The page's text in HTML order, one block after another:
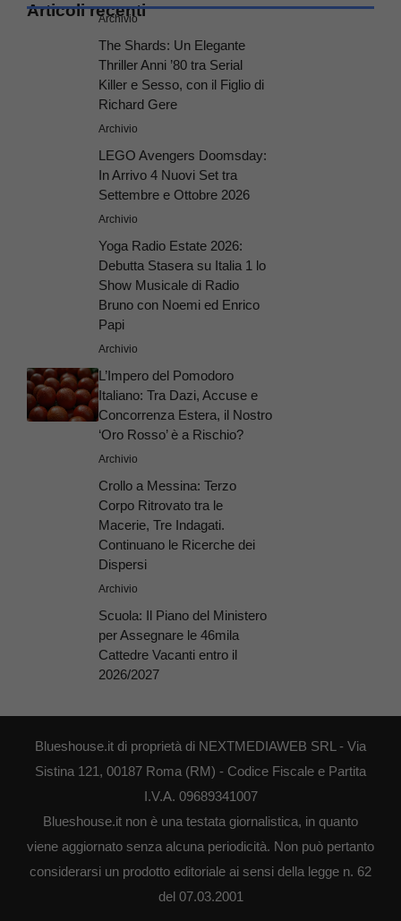
Articoli recenti
Archivio
The Shards: Un Elegante
Thriller Anni ’80 tra Serial
Killer e Sesso, con il Figlio di
Richard Gere
Archivio
LEGO Avengers Doomsday:
In Arrivo 4 Nuovi Set tra
Settembre e Ottobre 2026
Archivio
Yoga Radio Estate 2026:
Debutta Stasera su Italia 1 lo
Show Musicale di Radio
Bruno con Noemi ed Enrico
Papi
Archivio
L’Impero del Pomodoro
Italiano: Tra Dazi, Accuse e
Concorrenza Estera, il Nostro
‘Oro Rosso’ è a Rischio?
Archivio
Crollo a Messina: Terzo
Corpo Ritrovato tra le
Macerie, Tre Indagati.
Continuano le Ricerche dei
Dispersi
Archivio
Scuola: Il Piano del Ministero
per Assegnare le 46mila
Cattedre Vacanti entro il
2026/2027
Blueshouse.it di proprietà di NEXTMEDIAWEB SRL - Via
Sistina 121, 00187 Roma (RM) - Codice Fiscale e Partita
I.V.A. 09689341007
Blueshouse.it non è una testata giornalistica, in quanto
viene aggiornato senza alcuna periodicità. Non può pertanto
considerarsi un prodotto editoriale ai sensi della legge n. 62
del 07.03.2001